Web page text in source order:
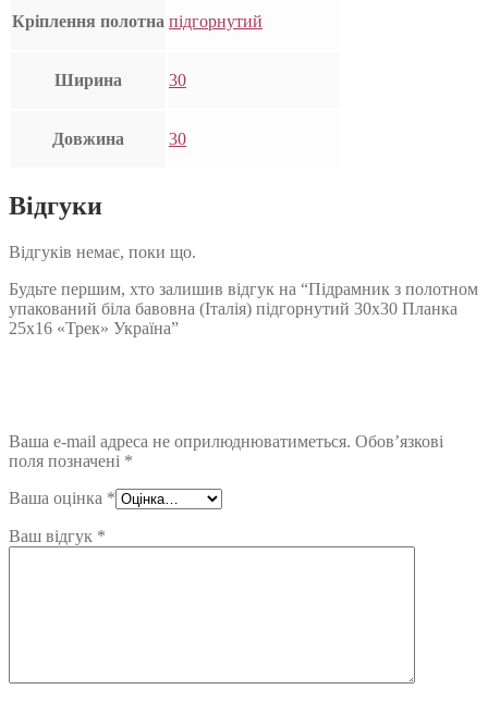
Кріплення полотна підгорнутий
Ширина 30
Довжина 30
Відгуки
Відгуків немає, поки що.
Будьте першим, хто залишив відгук на “Підрамник з полотном
упакований біла бавовна (Італія) підгорнутий 30х30 Планка
25х16 «Трек» Україна”
Ваша e-mail адреса не оприлюднюватиметься. Обов’язкові
поля позначені *
Ваша оцінка *
Ваш відгук *